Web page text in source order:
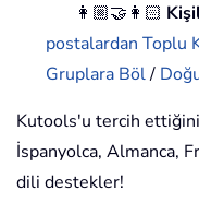
👩🏼‍🤝‍👩🏻
postalardan Toplu
Gruplara Böl/
Kutools'u tercih
İspanyolca, Almanca,
dili destekler!